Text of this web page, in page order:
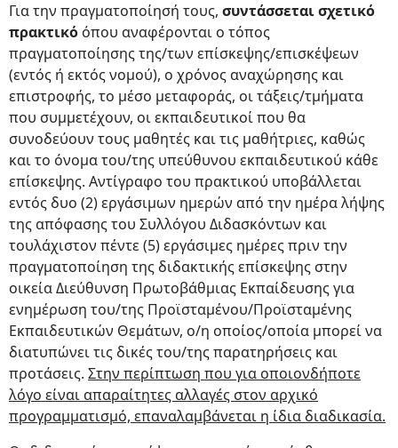
Για την πραγματοποίησή τους, συντάσσεται σχετικό
πρακτικό όπου αναφέρονται o τόπος
πραγματοποίησης της/των επίσκεψης/επισκέψεων
(εντός ή εκτός νομού), ο χρόνος αναχώρησης και
επιστροφής, το μέσο μεταφοράς, οι τάξεις/τμήματα
που συμμετέχουν, οι εκπαιδευτικοί που θα
συνοδεύουν τους μαθητές και τις μαθήτριες, καθώς
και το όνομα του/της υπεύθυνου εκπαιδευτικού κάθε
επίσκεψης. Αντίγραφο του πρακτικού υποβάλλεται
εντός δυο (2) εργάσιμων ημερών από την ημέρα λήψης
της απόφασης του Συλλόγου Διδασκόντων και
τουλάχιστον πέντε (5) εργάσιμες ημέρες πριν την
πραγματοποίηση της διδακτικής επίσκεψης στην
οικεία Διεύθυνση Πρωτοβάθμιας Εκπαίδευσης για
ενημέρωση του/της Προϊσταμένου/Προϊσταμένης
Εκπαιδευτικών Θεμάτων, ο/η οποίος/οποία μπορεί να
διατυπώνει τις δικές του/της παρατηρήσεις και
προτάσεις. Στην περίπτωση που για οποιονδήποτε
λόγο είναι απαραίτητες αλλαγές στον αρχικό
προγραμματισμό, επαναλαμβάνεται η ίδια διαδικασία.